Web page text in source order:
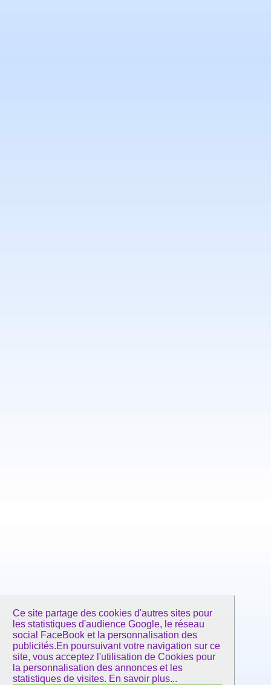
Ce site partage des cookies d'autres sites pour
les statistiques d'audience Google, le réseau
social FaceBook et la personnalisation des
publicités.En poursuivant votre navigation sur ce
site, vous acceptez l'utilisation de Cookies pour
la personnalisation des annonces et les
statistiques de visites. En savoir plus...